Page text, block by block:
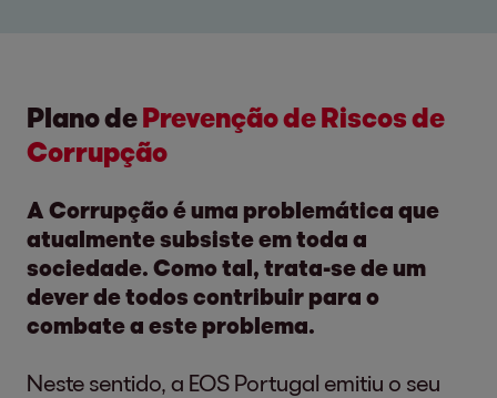
Plano dePrevenção de Riscos de
Corrupção
A Corrupção é uma problemática que
atualmente subsiste em toda a
sociedade. Como tal, trata-se de um
dever de todos contribuir para o
combate a este problema.
Neste sentido, a EOS Portugal emitiu o seu